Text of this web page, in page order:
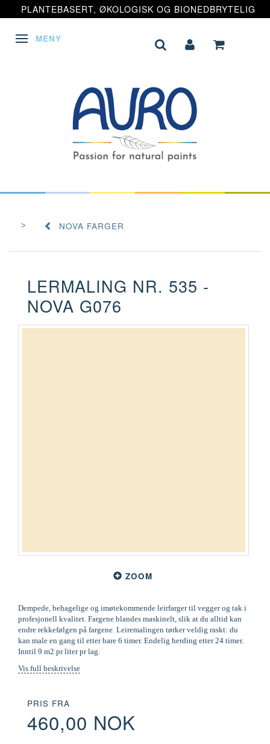
PLANTEBASERT, ØKOLOGISK OG BIONEDBRYTELIG
VEKSLE NAVIGASJON
MENY
NOVA FARGER
LERMALING NR. 535 -
NOVA G076
ZOOM
Dempede, behagelige og imøtekommende leirfarger til vegger og tak i
profesjonell kvalitet. Fargene blandes maskinelt, slik at du alltid kan
endre rekkefølgen på fargene. Leiremalingen tørker veldig raskt: du
kan male en gang til etter bare 6 timer. Endelig herding etter 24 timer.
Inntil 9 m2 pr liter pr lag.
Vis full beskrivelse
PRIS FRA
460,00 NOK